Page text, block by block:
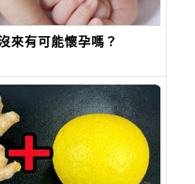
來有可能懷孕嗎？